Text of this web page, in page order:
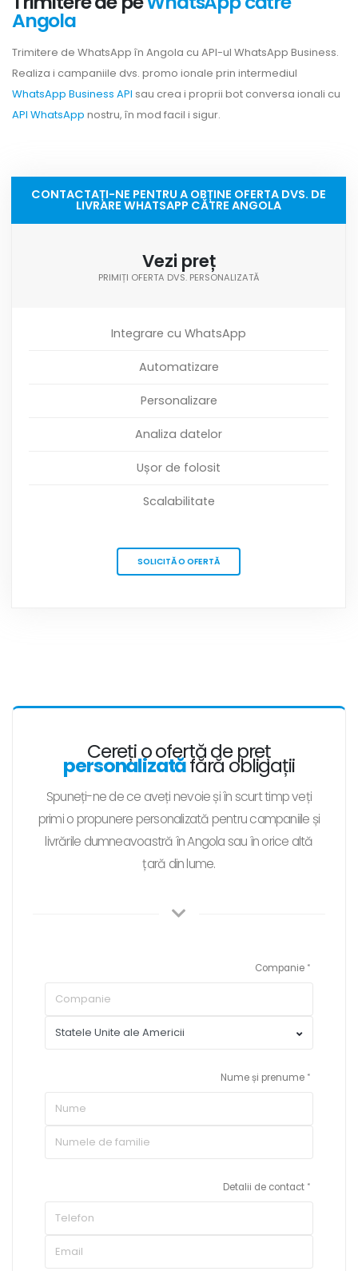
Angola
Trimitere de WhatsApp în Angola cu API-ul WhatsApp Business.
Realiza i campaniile dvs. promo ionale prin intermediul
WhatsApp Business API sau crea i proprii bot conversa ionali cu
API WhatsApp nostru, în mod facil i sigur.
CONTACTAȚI-NE PENTRU A OBȚINE OFERTA DVS. DE
LIVRARE WHATSAPP CĂTRE ANGOLA
Vezi preț
PRIMIȚI OFERTA DVS. PERSONALIZATĂ
Integrare cu WhatsApp
Automatizare
Personalizare
Analiza datelor
Ușor de folosit
Scalabilitate
SOLICITĂ O OFERTĂ
Cereți o ofertă de preț
personalizatăfără obligații
Spuneți-ne de ce aveți nevoie și în scurt timp veți
primi o propunere personalizată pentru campaniile și
livrările dumneavoastră în Angola sau în orice altă
țară din lume.
Companie
Nume și prenume
Detalii de contact